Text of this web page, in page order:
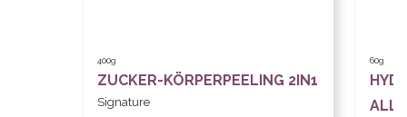
400g
ZUCKER-KÖRPERPEELING 2IN1
Signature
60g
ALL-